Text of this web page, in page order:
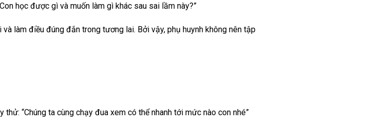
học được gì và muốn làm gì khác sau sai lầm này?”
làm điều đúng đắn trong tương lai. Bởi vậy, phụ huynh không nên tập
thử: “Chúng ta cùng chạy đua xem có thể nhanh tới mức nào con nhé”